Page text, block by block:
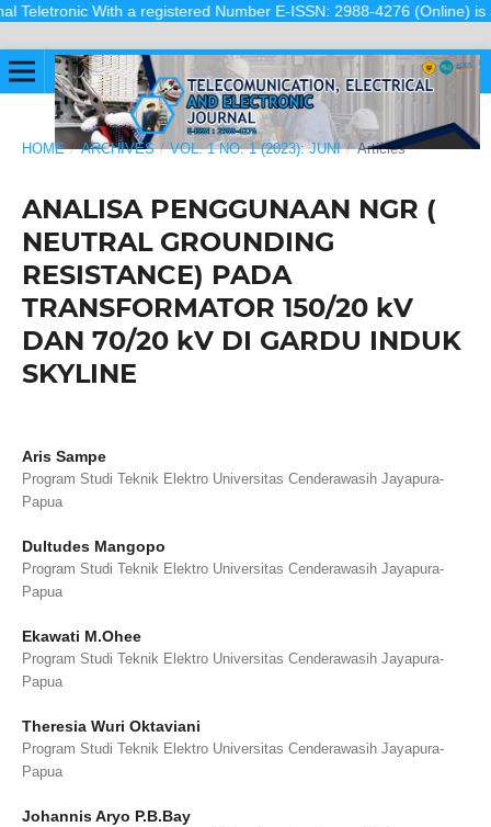
With a registered Number E-ISSN: 2988-4276 (Online) is a
HOME / ARCHIVES / VOL. 1 NO. 1 (2023): JUNI / Articles
ANALISA PENGGUNAAN NGR (
NEUTRAL GROUNDING
RESISTANCE) PADA
TRANSFORMATOR 150/20 kV
DAN 70/20 kV DI GARDU INDUK
SKYLINE
Aris Sampe
Program Studi Teknik Elektro Universitas Cenderawasih Jayapura-
Papua
Dultudes Mangopo
Program Studi Teknik Elektro Universitas Cenderawasih Jayapura-
Papua
Ekawati M.Ohee
Program Studi Teknik Elektro Universitas Cenderawasih Jayapura-
Papua
Theresia Wuri Oktaviani
Program Studi Teknik Elektro Universitas Cenderawasih Jayapura-
Papua
Johannis Aryo P.B.Bay